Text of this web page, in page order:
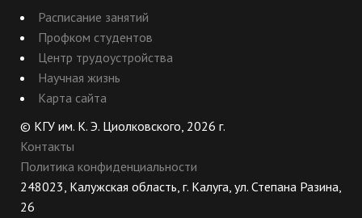
Расписание занятий
Профком студентов
Центр трудоустройства
Научная жизнь
Карта сайта
© КГУ им. К. Э. Циолковского, 2026 г.
Контакты
Политика конфиденциальности
248023, Калужская область, г. Калуга, ул. Степана Разина,
26